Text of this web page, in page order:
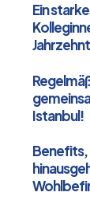
Ein
Istanbul!
Benefits,